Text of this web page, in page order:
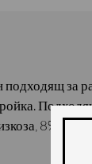
подходящ за
8%